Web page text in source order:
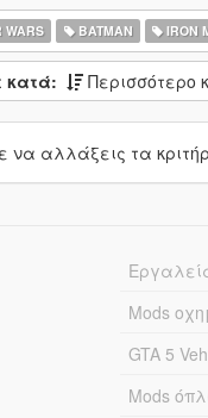
WARS BATMAN IRON
κατά: Περισσότερο
αλλάξεις τα
Mods
GTA 5
Mods